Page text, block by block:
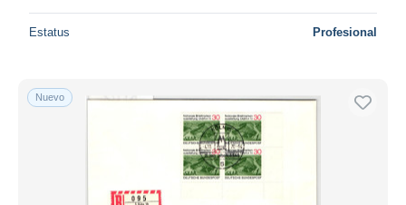
Estatus Profesional
Nuevo